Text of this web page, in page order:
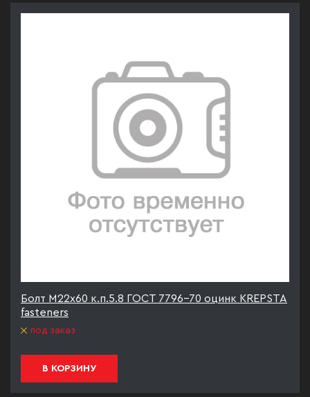
Болт М22х60 к.п.5.8 ГОСТ 7796-70 оцинк KREPSTA
fasteners
под заказ
В КОРЗИНУ